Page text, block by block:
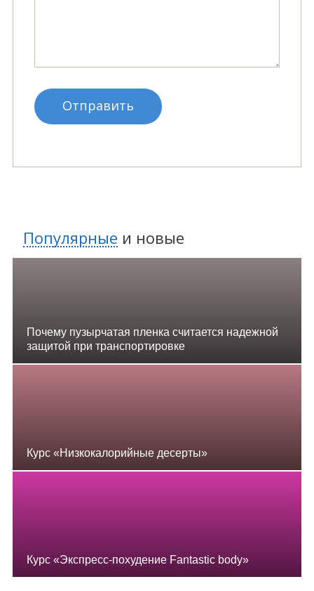
Популярные и новые
Почему пузырчатая пленка считается надежной
защитой при транспортировке
Курс «Низкокалорийные десерты»
Курс «Экспресс-похудение Fantastic body»